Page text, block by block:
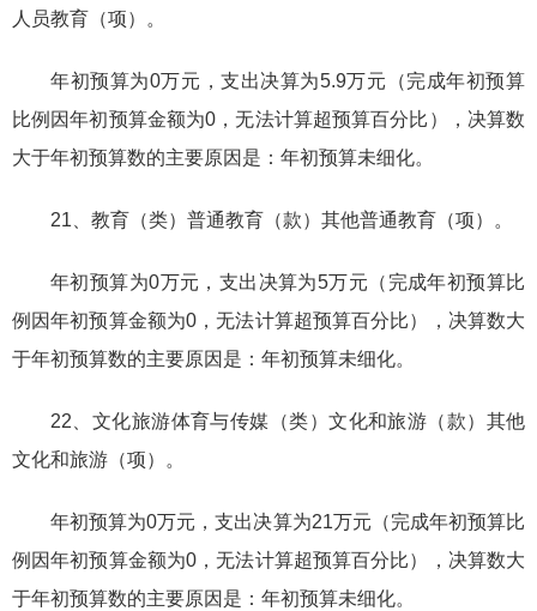
人员教育（项）。
年初预算为0万元，支出决算为5.9万元（完成年初预算
比例因年初预算金额为0，无法计算超预算百分比），决算数
大于年初预算数的主要原因是：年初预算未细化。
21、教育（类）普通教育（款）其他普通教育（项）。
年初预算为0万元，支出决算为5万元（完成年初预算比
例因年初预算金额为0，无法计算超预算百分比），决算数大
于年初预算数的主要原因是：年初预算未细化。
22、文化旅游体育与传媒（类）文化和旅游（款）其他
文化和旅游（项）。
年初预算为0万元，支出决算为21万元（完成年初预算比
例因年初预算金额为0，无法计算超预算百分比），决算数大
于年初预算数的主要原因是：年初预算未细化。